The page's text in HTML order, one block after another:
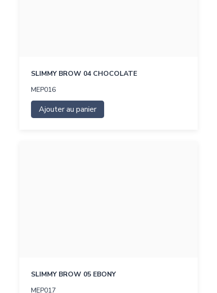
SLIMMY BROW 04 CHOCOLATE
MEP016
Ajouter au panier
SLIMMY BROW 05 EBONY
MEP017